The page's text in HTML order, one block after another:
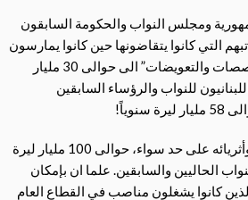
ومجلس النواب والحكومة السابقون
رواتبهم التي كانوا يتقاضونها حين كانوا يمارسون
مهماتهم. وتصل هذه “المخصصات والتعويضات” الى حوالى 30 مليار
للنواب والرؤساء السابقين
بالنتيجة، يدفع فقراء لبنان وأثريائه على حد سواء، حوالى 100 مليار ليرة
الحاليين والسابقين. علما ان بإمكان
كانوا يشغلون مناصب في القطاع العام